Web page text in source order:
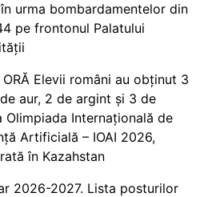
urma bombardamentelor din
pe frontonul Palatului
ORĂ Elevii români au obținut 3
aur, 2 de argint și 3 de
Olimpiada Internațională de
Artificială – IOAI 2026,
în Kazahstan
2026-2027. Lista posturilor